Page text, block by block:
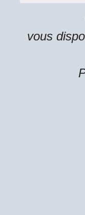
vous